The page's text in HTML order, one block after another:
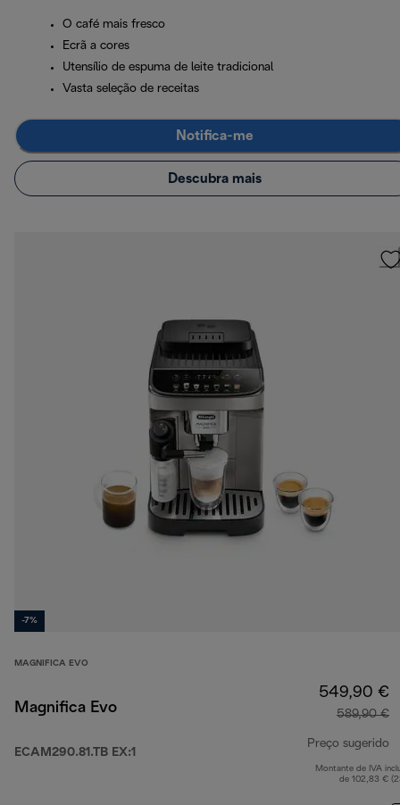
O café mais fresco
Ecrã a cores
Utensílio de espuma de leite tradicional
Vasta seleção de receitas
Notifica-me
Descubra mais
-7%
MAGNIFICA EVO
Magnifica Evo
ECAM290.81.TB EX:1
549,90 €
589,90 €
Preço sugerido
Montante de IVA
de 102,83 €